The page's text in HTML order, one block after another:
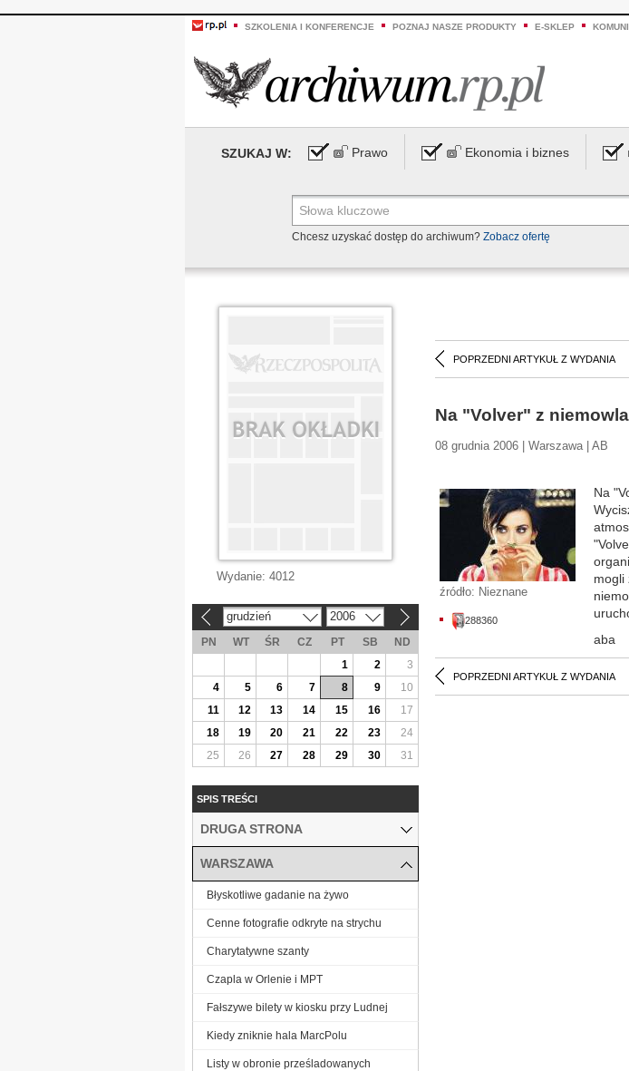
SZKOLENIA I KONFERENCJE POZNAJ NASZE PRODUKTY E-SKLEP
SZUKAJ W: Prawo Ekonomia i biznes
Chcesz uzyskać dostęp do archiwum? Zobacz ofertę
POPRZEDNI ARTYKUŁ Z WYDANIA
Na "Volver" z
08 grudnia 2006 | Warszawa | AB
źródło: Nieznane
288360
Na
mogli
aba
POPRZEDNI ARTYKUŁ Z WYDANIA
Wydanie: 4012
grudzień 2006
PN WT ŚR CZ PT SB
ND
1
2
3
4
5 6 7 8 9
10
11
12 13 14 15 16
17
18
19 20 21 22 23
24
25
26 27 28 29 30 31
SPIS TREŚCI
DRUGA STRONA
WARSZAWA
Błyskotliwe gadanie na żywo
Cenne fotografie odkryte na strychu
Charytatywne szanty
Czapla w Orlenie i MPT
Fałszywe bilety w kiosku przy Ludnej
Kiedy zniknie hala MarcPolu
Listy w obronie prześladowanych